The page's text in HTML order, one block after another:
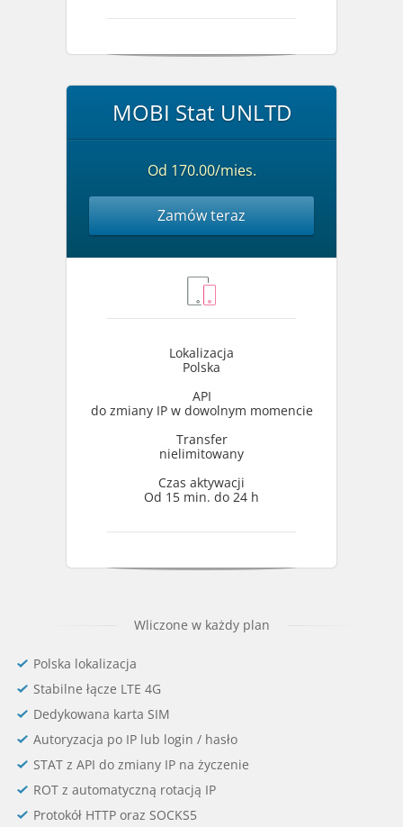
MOBI Stat UNLTD
Od 170.00/mies.
Zamów teraz
Lokalizacja
Polska
API
do zmiany IP w dowolnym momencie
Transfer
nielimitowany
Czas aktywacji
Od 15 min. do 24 h
Wliczone w każdy plan
Polska lokalizacja
Stabilne łącze LTE 4G
Dedykowana karta SIM
Autoryzacja po IP lub login / hasło
STAT z API do zmiany IP na życzenie
ROT z automatyczną rotacją IP
Protokół HTTP oraz SOCKS5